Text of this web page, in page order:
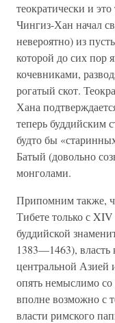
теократически и
Чингиз-Хан начал
невероятно) из
которой до сих
кочевниками,
рогатый скот.
Хана
теперь буддийским
будто бы
Батый (довольно
монголами.
Припомним также,
Тибете только с
буддийской
1383—1463), власть
центральной Азией
опять немыслимо со
вполне возможно с
власти римского